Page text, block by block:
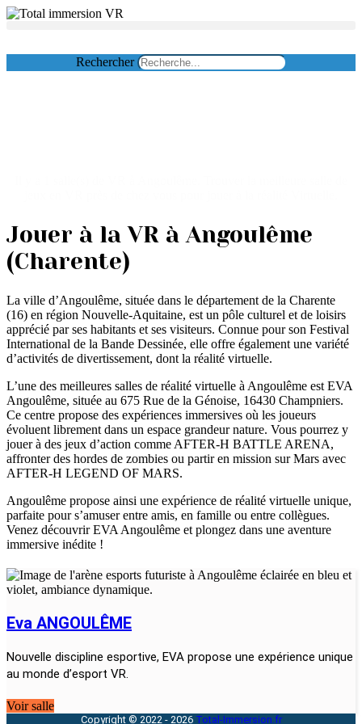
Aller
Rechercher
Jouer à la VR à Angoulême
(Charente)
La ville d’Angoulême, située dans le département de la Charente
(16) en région Nouvelle-Aquitaine, est un pôle culturel et de loisirs
apprécié par ses habitants et ses visiteurs. Connue pour son Festival
International de la Bande Dessinée, elle offre également une variété
d’activités de divertissement, dont la réalité virtuelle.
L’une des meilleures salles de réalité virtuelle à Angoulême est EVA
Angoulême, située au 675 Rue de la Génoise, 16430 Champniers.
Ce centre propose des expériences immersives où les joueurs
évoluent librement dans un espace grandeur nature. Vous pourrez y
jouer à des jeux d’action comme AFTER-H BATTLE ARENA,
affronter des hordes de zombies ou partir en mission sur Mars avec
AFTER-H LEGEND OF MARS.
Angoulême propose ainsi une expérience de réalité virtuelle unique,
parfaite pour s’amuser entre amis, en famille ou entre collègues.
Venez découvrir EVA Angoulême et plongez dans une aventure
immersive inédite !
Eva ANGOULÊME
Nouvelle discipline esportive, EVA propose une expérience unique
au monde d’esport VR.
Voir salle
Copyright © 2022 - 2026 Total-Immersion.fr